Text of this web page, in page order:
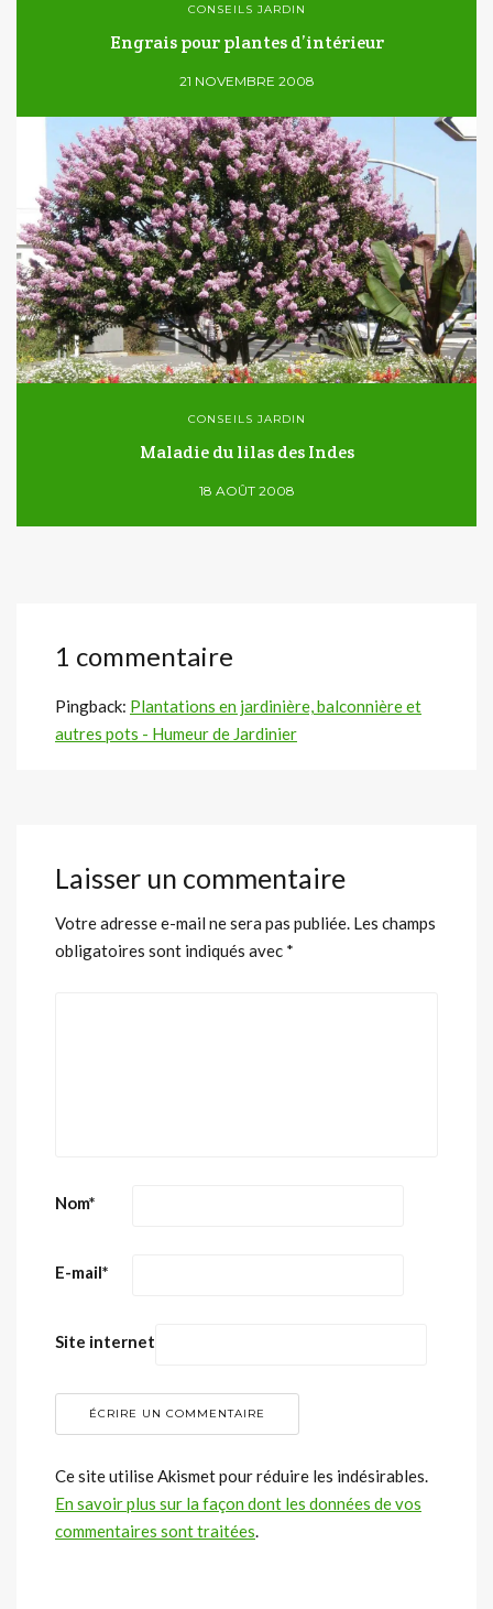
CONSEILS JARDIN
Engrais pour plantes d’intérieur
21 NOVEMBRE 2008
CONSEILS JARDIN
Maladie du lilas des Indes
18 AOÛT 2008
1 commentaire
Pingback: Plantations en jardinière, balconnière et
autres pots - Humeur de Jardinier
Laisser un commentaire
Votre adresse e-mail ne sera pas publiée. Les champs
obligatoires sont indiqués avec *
Nom*
E-mail*
Site internet
Ce site utilise Akismet pour réduire les indésirables.
En savoir plus sur la façon dont les données de vos
commentaires sont traitées